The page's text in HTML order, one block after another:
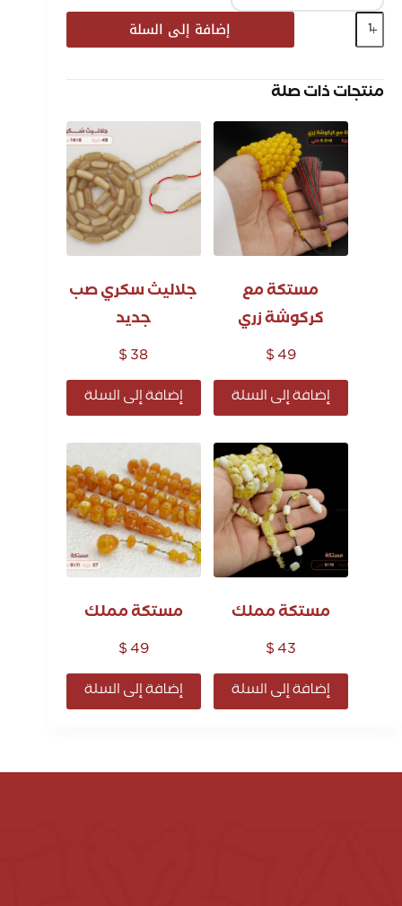
إضافة إلى السلة
منتجات ذات صلة
مستكة مع
كركوشة زري
$49
إضافة إلى السلة
جلاليث سكري صب
جديد
$38
إضافة إلى السلة
مستكة مملك
$43
إضافة إلى السلة
مستكة مملك
$49
إضافة إلى السلة